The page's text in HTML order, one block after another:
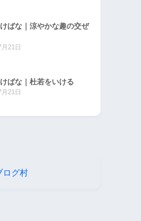
ばな｜涼やかな趣の交ぜ
21日
ばな｜杜若をいける
21日
ログ村